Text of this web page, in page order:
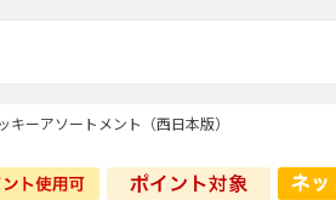
ーアソートメント（西日本版）